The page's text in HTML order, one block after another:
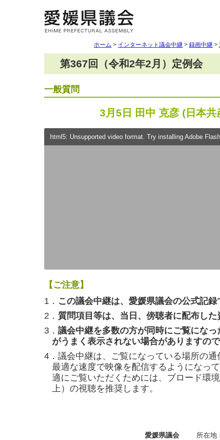
ホーム > インターネット議会中継 > 録画中継 >
第367回（令和2年2月）定例会
一般質問
3月5日 田中 克彦 (日本共
html5: Unsupported video format. Try installing Adobe
【ご注意】
1． この議会中継は、愛媛県議会の公式記
2． 質問項目等は、当日、傍聴者に配布した
3． 議会中継を多数の方が同時にご覧にな
がうまく表示されない場合がありますの
4．議会中継は、ご覧になっている場所の
最適な速度で映像を配信するようになっ
適にご覧いただくためには、ブロード環
上）の視聴を推奨します。
愛媛県議会
所在地